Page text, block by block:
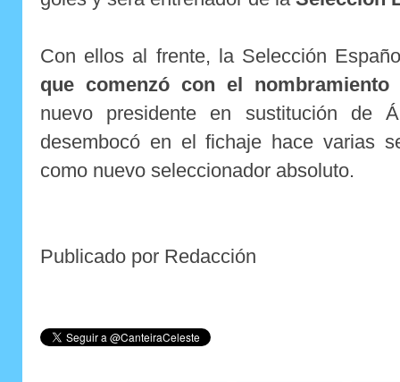
Con ellos al frente, la Selección
que comenzó con el
nuevo presidente en sustitución de
desembocó en el fichaje hace varias
como nuevo seleccionador absoluto.
Publicado por Redacción